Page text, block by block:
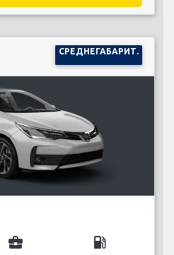
СРЕДНЕГАБАРИТ.
business_center local_gas_station